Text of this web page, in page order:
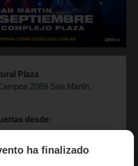
ha finalizado
Plaza
2089 San Martín,
desde: